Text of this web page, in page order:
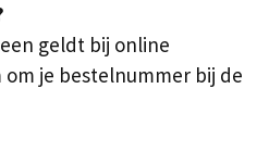
geldt bij online
je bestelnummer bij de